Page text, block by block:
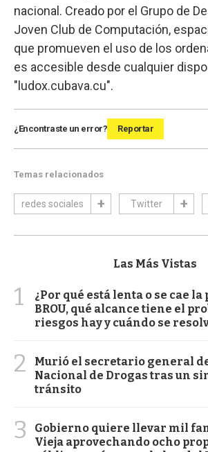
nacional. Creado por el Grupo de
Joven Club de Computación,
que promueven el uso de los
es accesible desde cualquier
"ludox.cubava.cu".
¿Encontraste un error? Reportar
Temas relacionados
redes sociales Twitter
Las Más Vistas
1
¿Por qué está lenta o se cae
BROU, qué alcance tiene el
riesgos hay y cuándo se
2
Murió el secretario general
Nacional de Drogas tras un
tránsito
3
Gobierno quiere llevar mil
Vieja aprovechando ocho